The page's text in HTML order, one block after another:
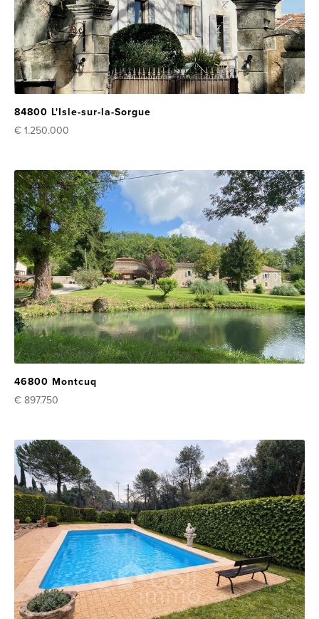
84800 L'Isle-sur-la-Sorgue
€ 1.250.000
46800 Montcuq
€ 897.750